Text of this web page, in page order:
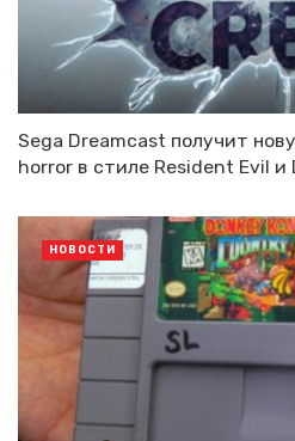
Sega Dreamcast получит
horror в стиле Resident Evil и
НОВОСТИ